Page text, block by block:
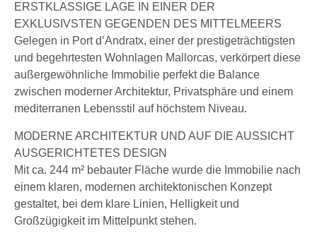
ERSTKLASSIGE LAGE IN EINER DER
EXKLUSIVSTEN GEGENDEN DES MITTELMEERS
Gelegen in Port d’Andratx, einer der prestigeträchtigsten
und begehrtesten Wohnlagen Mallorcas, verkörpert diese
außergewöhnliche Immobilie perfekt die Balance
zwischen moderner Architektur, Privatsphäre und einem
mediterranen Lebensstil auf höchstem Niveau.
MODERNE ARCHITEKTUR UND AUF DIE AUSSICHT
AUSGERICHTETES DESIGN
Mit ca. 244 m² bebauter Fläche wurde die Immobilie nach
einem klaren, modernen architektonischen Konzept
gestaltet, bei dem klare Linien, Helligkeit und
Großzügigkeit im Mittelpunkt stehen.